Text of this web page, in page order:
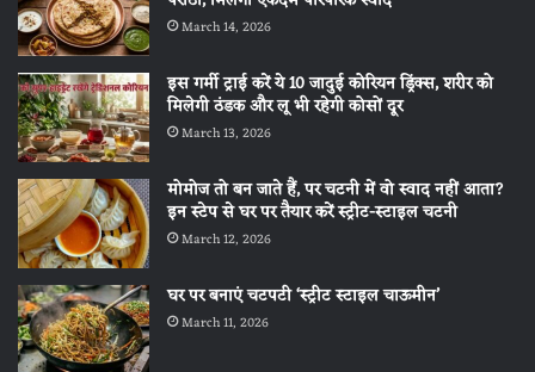
March 14, 2026
इस गर्मी ट्राई करें ये 10 जादुई कोरियन ड्रिंक्स, शरीर को
मिलेगी ठंडक और लू भी रहेगी कोसों दूर
March 13, 2026
मोमोज तो बन जाते हैं, पर चटनी में वो स्वाद नहीं आता?
इन स्टेप से घर पर तैयार करें स्ट्रीट-स्टाइल चटनी
March 12, 2026
घर पर बनाएं चटपटी ‘स्ट्रीट स्टाइल चाऊमीन’
March 11, 2026